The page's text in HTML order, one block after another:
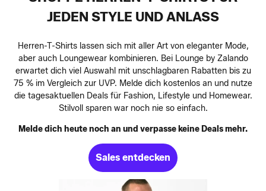
JEDEN STYLE UND ANLASS
Herren-T-Shirts lassen sich mit aller Art von eleganter Mode,
aber auch Loungewear kombinieren. Bei Lounge by Zalando
erwartet dich viel Auswahl mit unschlagbaren Rabatten bis zu
75 % im Vergleich zur UVP. Melde dich kostenlos an und nutze
die tagesaktuellen Deals für Fashion, Lifestyle und Homewear.
Stilvoll sparen war noch nie so einfach.
Melde dich heute noch an und verpasse keine Deals mehr.
Sales entdecken